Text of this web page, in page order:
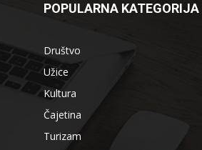
POPULARNA KATEGORIJA
Društvo
Užice
Kultura
Čajetina
Turizam